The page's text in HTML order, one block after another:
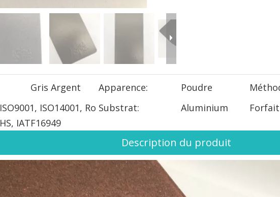
Gris Argent Apparence: Poudre
ISO9001, ISO14001, Ro
HS, IATF16949
Substrat: Aluminium
Description du produit